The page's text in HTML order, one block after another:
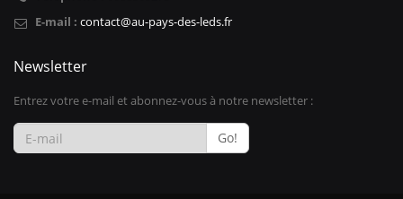
E-mail : contact@au-pays-des-leds.fr
Newsletter
Entrez votre e-mail et abonnez-vous à notre newsletter :
Go!